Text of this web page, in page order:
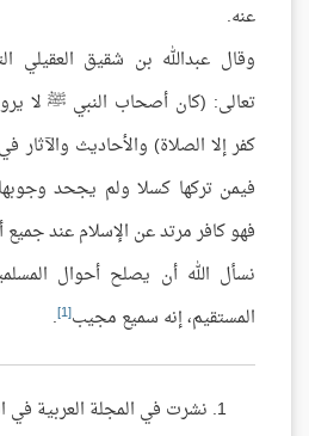
عنه.
وقال عبدالله بن شقيق العقيلي
تعالى: (كان أصحاب النبي ﷺ لا
كفر إلا الصلاة) والأحاديث والآثار
فيمن تركها كسلا ولم يجحد
فهو كافر مرتد عن الإسلام عند جميع
نسأل الله أن يصلح أحوال
المستقيم، إنه سميع مجيب[1]
.